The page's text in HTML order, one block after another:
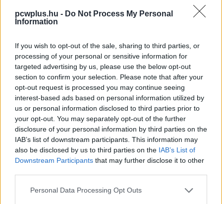
pcwplus.hu - Do Not Process My Personal
Information
If you wish to opt-out of the sale, sharing to third parties, or
processing of your personal or sensitive information for
targeted advertising by us, please use the below opt-out
section to confirm your selection. Please note that after your
opt-out request is processed you may continue seeing
interest-based ads based on personal information utilized by
us or personal information disclosed to third parties prior to
your opt-out. You may separately opt-out of the further
disclosure of your personal information by third parties on the
IAB’s list of downstream participants. This information may
also be disclosed by us to third parties on the IAB’s List of
Downstream Participants that may further disclose it to other
Please note that this website/app uses one or more Google
Personal Data Processing Opt Outs